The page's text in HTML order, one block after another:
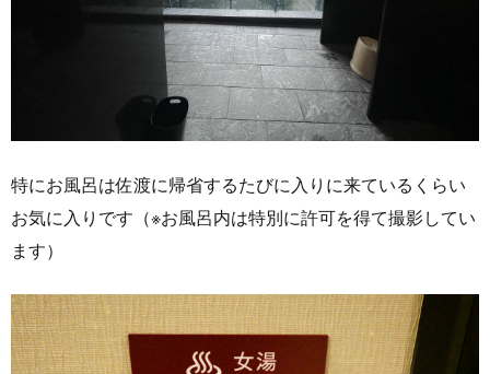
特にお風呂は佐渡に帰省するたびに入りに来ているくらい
お気に入りです（※お風呂内は特別に許可を得て撮影してい
ます）